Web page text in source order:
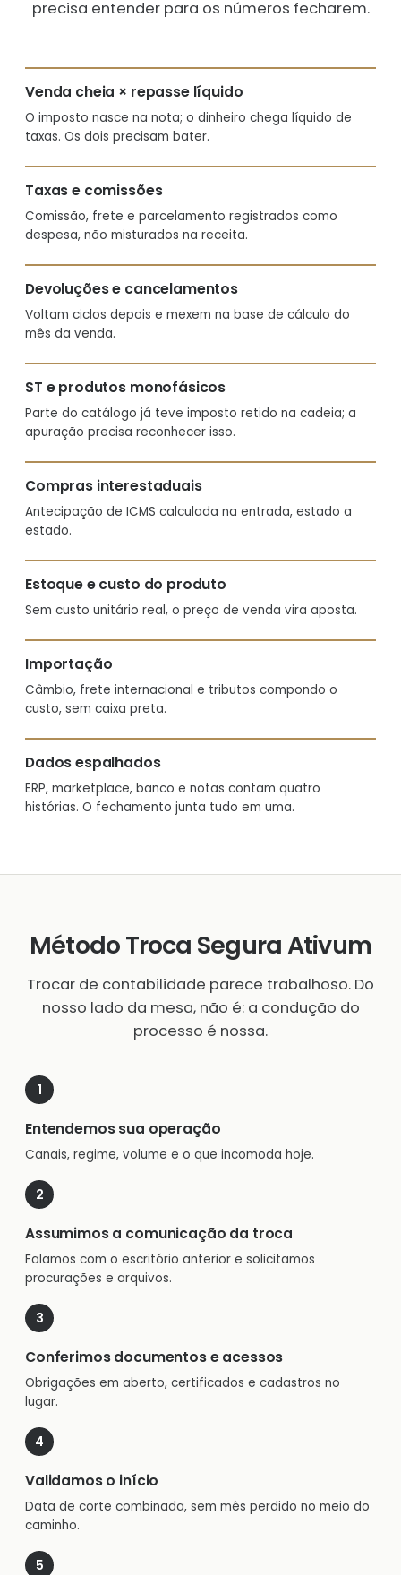
precisa entender para os números fecharem.
Venda cheia × repasse líquido
O imposto nasce na nota; o dinheiro chega líquido de
taxas. Os dois precisam bater.
Taxas e comissões
Comissão, frete e parcelamento registrados como
despesa, não misturados na receita.
Devoluções e cancelamentos
Voltam ciclos depois e mexem na base de cálculo do
mês da venda.
ST e produtos monofásicos
Parte do catálogo já teve imposto retido na cadeia; a
apuração precisa reconhecer isso.
Compras interestaduais
Antecipação de ICMS calculada na entrada, estado a
estado.
Estoque e custo do produto
Sem custo unitário real, o preço de venda vira aposta.
Importação
Câmbio, frete internacional e tributos compondo o
custo, sem caixa preta.
Dados espalhados
ERP, marketplace, banco e notas contam quatro
histórias. O fechamento junta tudo em uma.
Método Troca Segura Ativum
Trocar de contabilidade parece trabalhoso. Do
nosso lado da mesa, não é: a condução do
processo é nossa.
Entendemos sua operação
Canais, regime, volume e o que incomoda hoje.
Assumimos a comunicação da troca
Falamos com o escritório anterior e solicitamos
procurações e arquivos.
Conferimos documentos e acessos
Obrigações em aberto, certificados e cadastros no
lugar.
Validamos o início
Data de corte combinada, sem mês perdido no meio do
caminho.